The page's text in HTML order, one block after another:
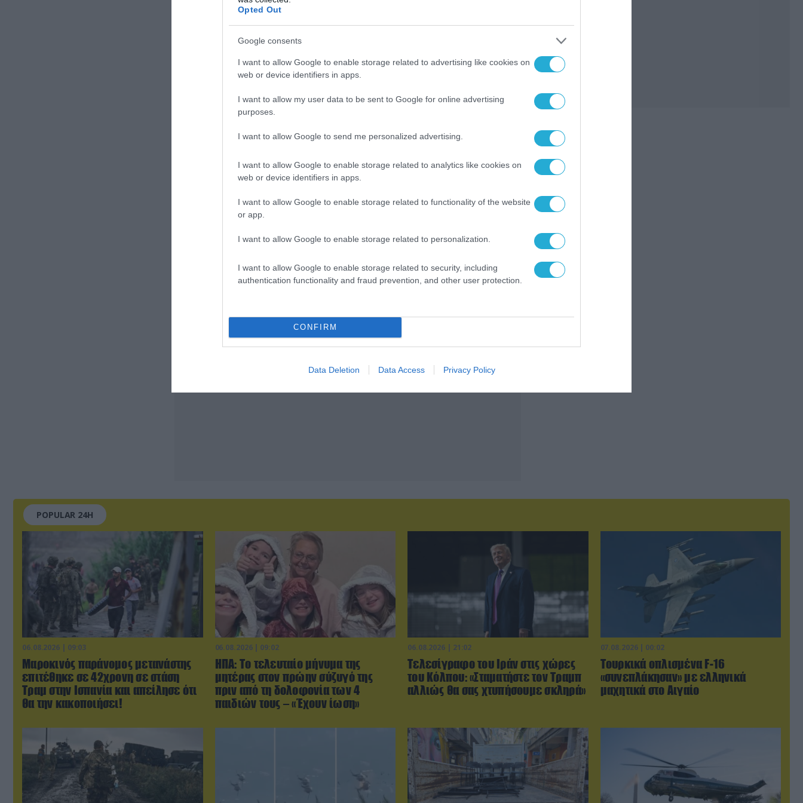
Opted Out
Google consents
I want to allow Google to enable storage related to advertising like cookies on
web or device identifiers in apps.
I want to allow my user data to be sent to Google for online advertising
purposes.
I want to allow Google to send me personalized advertising.
I want to allow Google to enable storage related to analytics like cookies on
web or device identifiers in apps.
I want to allow Google to enable storage related to functionality of the website
or app.
I want to allow Google to enable storage related to personalization.
I want to allow Google to enable storage related to security, including
authentication functionality and fraud prevention, and other user protection.
CONFIRM
Data Deletion Data Access Privacy Policy
ΣΧΟΛΙΑΣΤΕ ΤΟ ΑΡΘΡΟ
POPULAR 24H
06.08.2026 | 09:03
Μαροκινός παράνομος μετανάστης
επιτέθηκε σε 42χρονη σε στάση
Τραμ στην Ισπανία και απείλησε ότι
θα την κακοποιήσει!
06.08.2026 | 09:02
ΗΠΑ: Το τελευταίο μήνυμα της
μητέρας στον πρώην σύζυγό της
πριν από τη δολοφονία των 4
παιδιών τους – «Έχουν ίωση»
06.08.2026 | 21:02
Τελεσίγραφο του Ιράν στις χώρες
του Κόλπου: «Σταματήστε τον Τραμπ
αλλιώς θα σας χτυπήσουμε σκληρά»
07.08.2026 | 00:02
Τουρκικά οπλισμένα F-16
«συνεπλάκησαν» με ελληνικά
μαχητικά στο Αιγαίο